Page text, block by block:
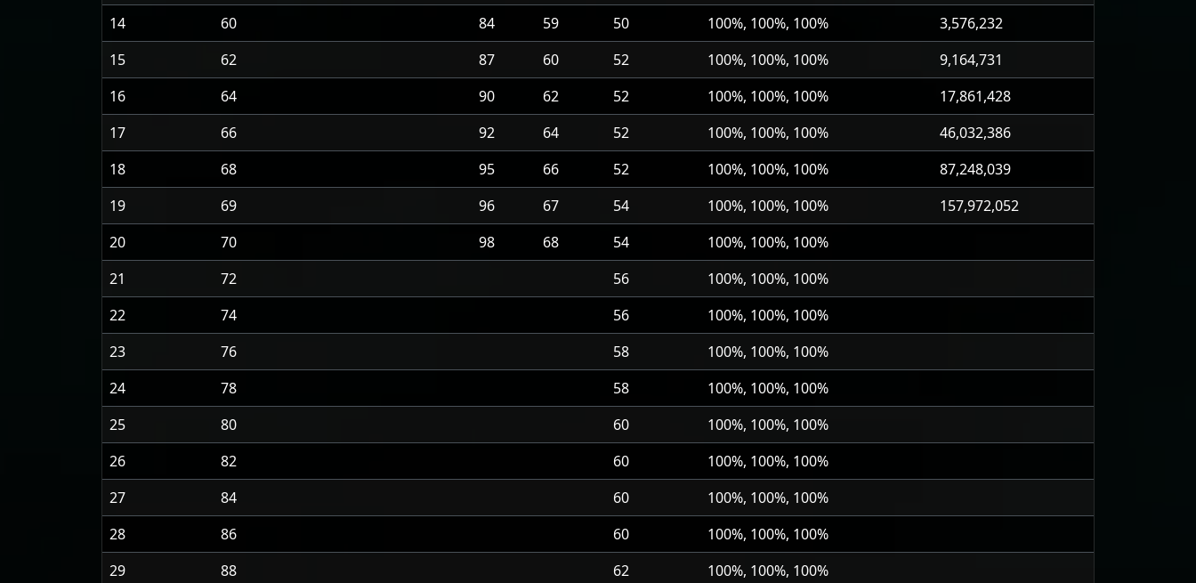
14
60 84 59 50 100%, 100%, 100%
3,576,232
15
62 87 60 52 100%, 100%, 100%
9,164,731
16
64 90 62 52 100%, 100%, 100%
17,861,428
17
66 92 64 52 100%, 100%, 100%
46,032,386
18
68 95 66 52 100%, 100%, 100%
87,248,039
19
69 96 67 54 100%, 100%, 100%
157,972,052
20
70 98 68 54
100%, 100%, 100%
21
72 56
100%, 100%, 100%
22
74 56
100%, 100%, 100%
23
76 58
100%, 100%, 100%
24
78 58
100%, 100%, 100%
25
80 60
100%, 100%, 100%
26
82 60
100%, 100%, 100%
27
84 60
100%, 100%, 100%
28
86 60
100%, 100%, 100%
29
88 62
100%, 100%, 100%